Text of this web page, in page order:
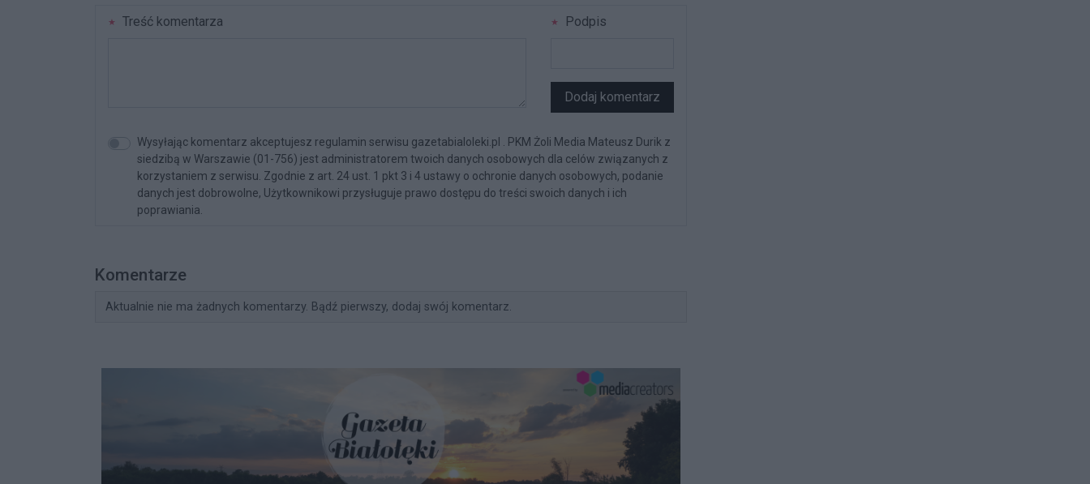
Treść komentarza Podpis
Dodaj komentarz
Wysyłając komentarz akceptujesz regulamin serwisu gazetabialoleki.pl . PKM Żoli Media Mateusz Durik z
siedzibą w Warszawie (01-756) jest administratorem twoich danych osobowych dla celów związanych z
korzystaniem z serwisu. Zgodnie z art. 24 ust. 1 pkt 3 i 4 ustawy o ochronie danych osobowych, podanie
danych jest dobrowolne, Użytkownikowi przysługuje prawo dostępu do treści swoich danych i ich
poprawiania.
Komentarze
Aktualnie nie ma żadnych komentarzy. Bądź pierwszy, dodaj swój komentarz.